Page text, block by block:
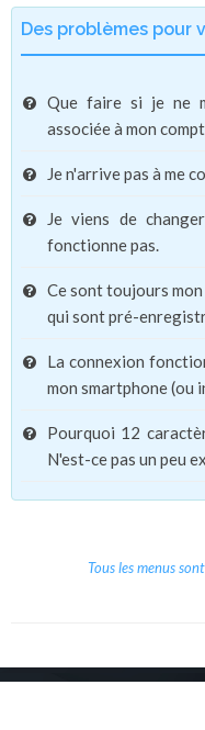
Des problèmes pour
Que faire si je ne
associée à mon
Je n'arrive pas à me
Je viens de
fonctionne pas.
Ce sont toujours mon
qui sont pré-
La connexion
mon smartphone (ou
Pourquoi 12
N'est-ce pas un peu
Tous les menus